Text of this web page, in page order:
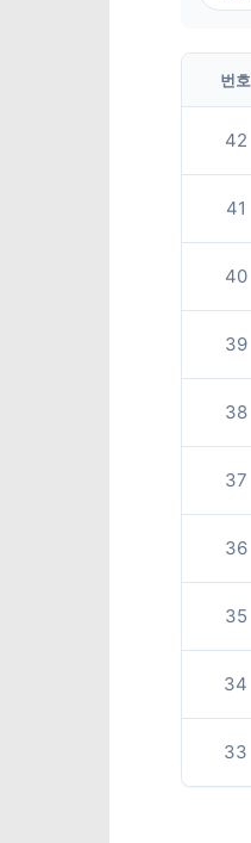
번호
42
41
40
39
38
37
36
35
34
33